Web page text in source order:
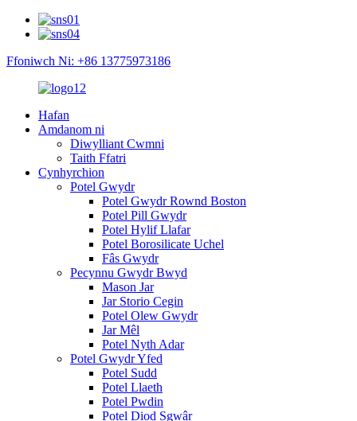
Ffoniwch Ni: +86 13775973186
Hafan
Amdanom ni
Diwylliant Cwmni
Taith Ffatri
Cynhyrchion
Potel Gwydr
Potel Gwydr Rownd Boston
Potel Pill Gwydr
Potel Hylif Llafar
Potel Borosilicate Uchel
Fâs Gwydr
Pecynnu Gwydr Bwyd
Mason Jar
Jar Storio Cegin
Potel Olew Gwydr
Jar Mêl
Potel Nyth Adar
Potel Gwydr Yfed
Potel Sudd
Potel Llaeth
Potel Pwdin
Potel Diod Sgwâr